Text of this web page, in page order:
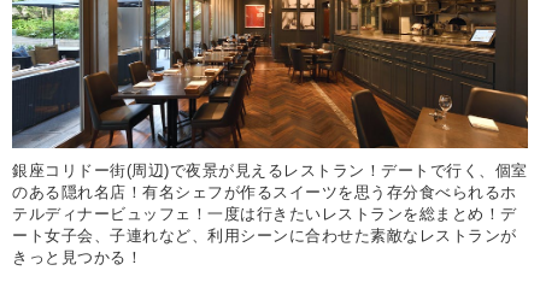
銀座コリドー街(周辺)で夜景が見えるレストラン！デートで行く、個室
のある隠れ名店！有名シェフが作るスイーツを思う存分食べられるホ
テルディナービュッフェ！一度は行きたいレストランを総まとめ！デ
ート女子会、子連れなど、利用シーンに合わせた素敵なレストランが
きっと見つかる！